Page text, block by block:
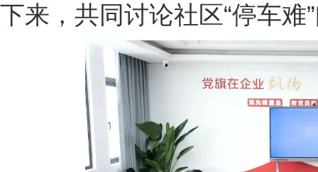
下来，共同讨论社区“停车难